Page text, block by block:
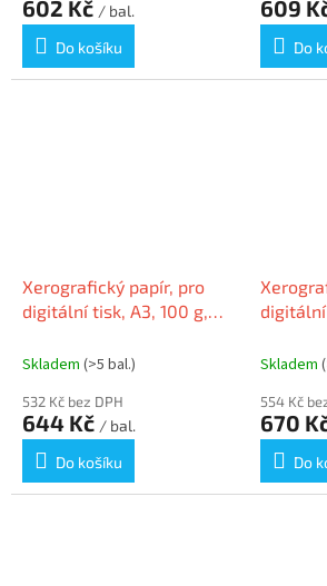
602 Kč / bal.
Do košíku
609
Do
Xerografický papír, pro
digitální tisk, A3, 100 g,
PRDES100X436(443)
Skladem (>5 bal.)
532 Kč bez DPH
644 Kč / bal.
Do košíku
Skladem
554 Kč
670
Do